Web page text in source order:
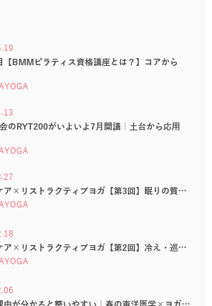
【BMMピラティス資格講座とは？】コアから
のRYT200がいよいよ7月開講｜土台から応用
ア×リストラクティブヨガ【第3回】眠りの質…
ア×リストラクティブヨガ【第2回】冷え・巡…